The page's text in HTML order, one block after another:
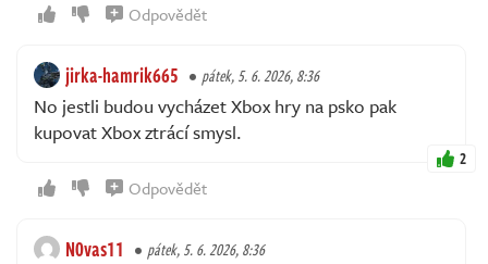
Odpovědět
jirka-hamrik665 pátek, 5. 6. 2026, 8:36
No jestli budou vycházet Xbox hry na psko pak
kupovat Xbox ztrácí smysl.
2
Odpovědět
N0vas11 pátek, 5. 6. 2026, 8:36